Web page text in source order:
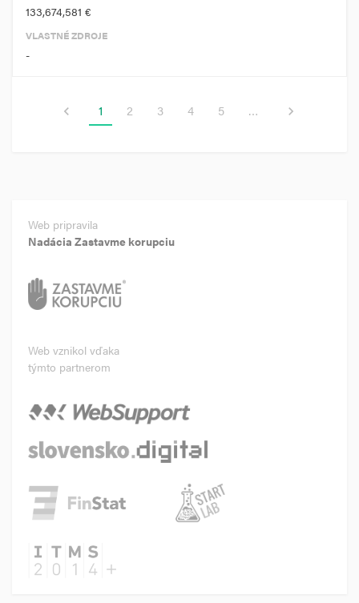
133,674,581 €
VLASTNÉ ZDROJE
-
chevron_left 1 2 3 4 5 … chevron_right
Web pripravila
Nadácia Zastavme korupciu
Web vznikol vďaka
týmto partnerom